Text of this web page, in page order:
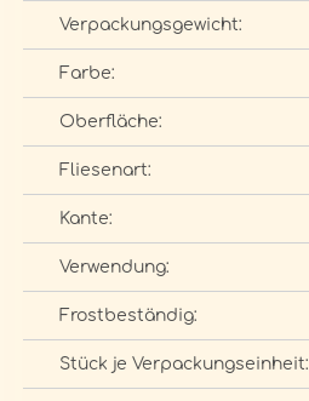
Verpackungsgewicht:
Farbe:
Oberfläche:
Fliesenart:
Kante:
Verwendung:
Frostbeständig:
Stück je Verpackungseinheit: